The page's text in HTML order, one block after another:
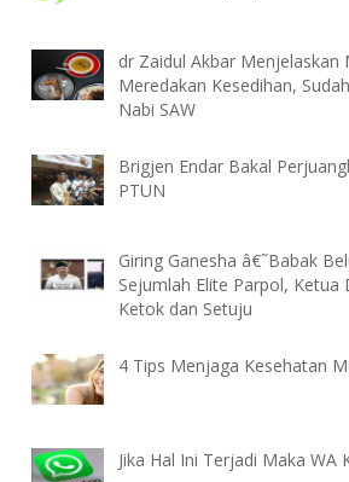
dr Zaidul Akbar Menjelaskan
Meredakan Kesedihan,
Nabi SAW
Brigjen Endar Bakal
PTUN
Giring Ganesha â€˜Babak
Sejumlah Elite Parpol, Ketua
Ketok dan Setuju
4 Tips Menjaga Kesehatan
Jika Hal Ini Terjadi Maka WA